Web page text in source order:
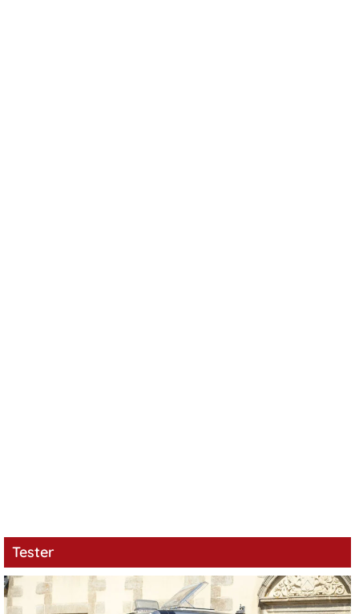
Tester